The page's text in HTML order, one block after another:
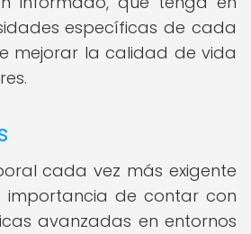
específicas de cada
mejorar la calidad de vida
cada vez más exigente
importancia de contar con
avanzadas en entornos